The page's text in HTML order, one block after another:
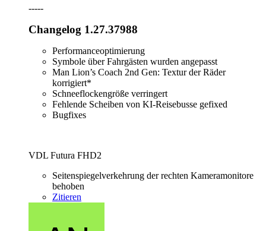
-----
Changelog 1.27.37988
Performanceoptimierung
Symbole über Fahrgästen wurden angepasst
Man Lion’s Coach 2nd Gen: Textur der Räder
korrigiert*
Schneeflockengröße verringert
Fehlende Scheiben von KI-Reisebusse gefixed
Bugfixes
VDL Futura FHD2
Seitenspiegelverkehrung der rechten Kameramonitore
behoben
Zitieren